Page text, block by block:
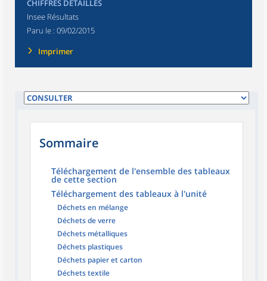
CHIFFRES DÉTAILLÉS
Insee Résultats
Paru le : 09/02/2015
Imprimer
Sommaire
Téléchargement de l'ensemble des tableaux
de cette section
Téléchargement des tableaux à l'unité
Déchets en mélange
Déchets de verre
Déchets métalliques
Déchets plastiques
Déchets papier et carton
Déchets textile